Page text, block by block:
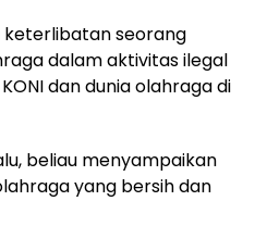
seorang
dalam aktivitas ilegal
dan dunia olahraga di
beliau menyampaikan
yang bersih dan